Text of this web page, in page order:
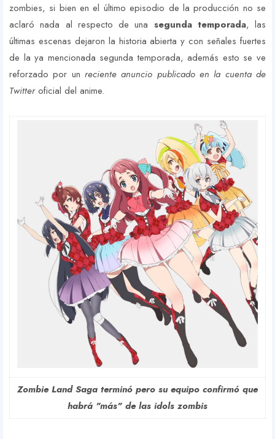
zombies, si bien en el último episodio de la producción no se
aclaró nada al respecto de una segunda temporada, las
últimas escenas dejaron la historia abierta y con señales fuertes
de la ya mencionada segunda temporada, además esto se ve
reforzado por un reciente anuncio publicado en la cuenta de
Twitteroficial del anime.
Zombie Land Saga terminó pero su equipo confirmó que
habrá "más" de las idols zombis